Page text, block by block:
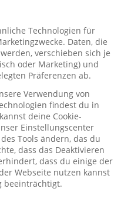
Technologien für
Daten, die
verschieben sich je
oder Marketing) und
Präferenzen ab.
Verwendung von
findest du in
deine Cookie-
Einstellungscenter
Tools ändern, das du
dass das Deaktivieren
dass du einige der
Webseite nutzen kannst
beeinträchtigt.